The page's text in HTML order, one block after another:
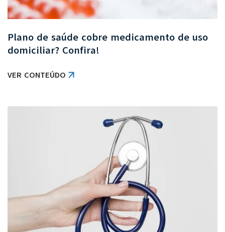
Plano de saúde cobre medicamento de uso
domiciliar? Confira!
VER CONTEÚDO